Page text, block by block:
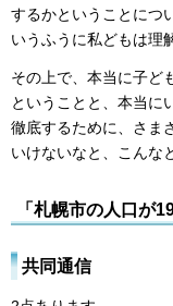
するかということにつ
いうふうに私どもは理
その上で、本当に子ど
ということと、本当に
徹底するために、さま
いけないなと、こんな
「札幌市の人口が
共同通信